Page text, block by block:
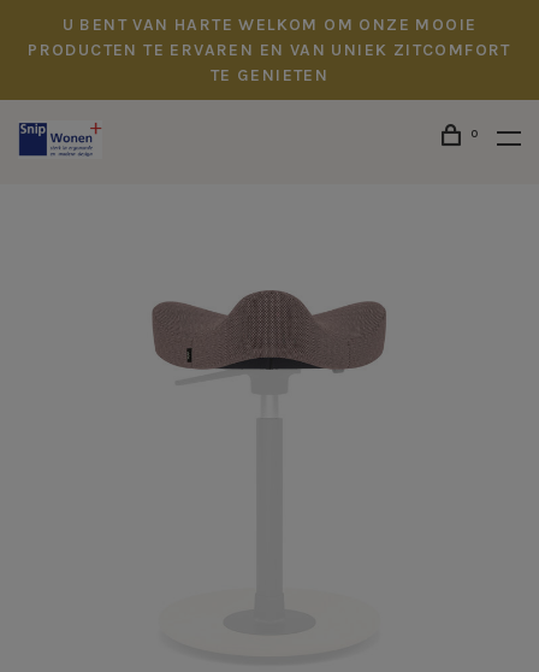
U BENT VAN HARTE WELKOM OM ONZE MOOIE
PRODUCTEN TE ERVAREN EN VAN UNIEK ZITCOMFORT
TE GENIETEN
0